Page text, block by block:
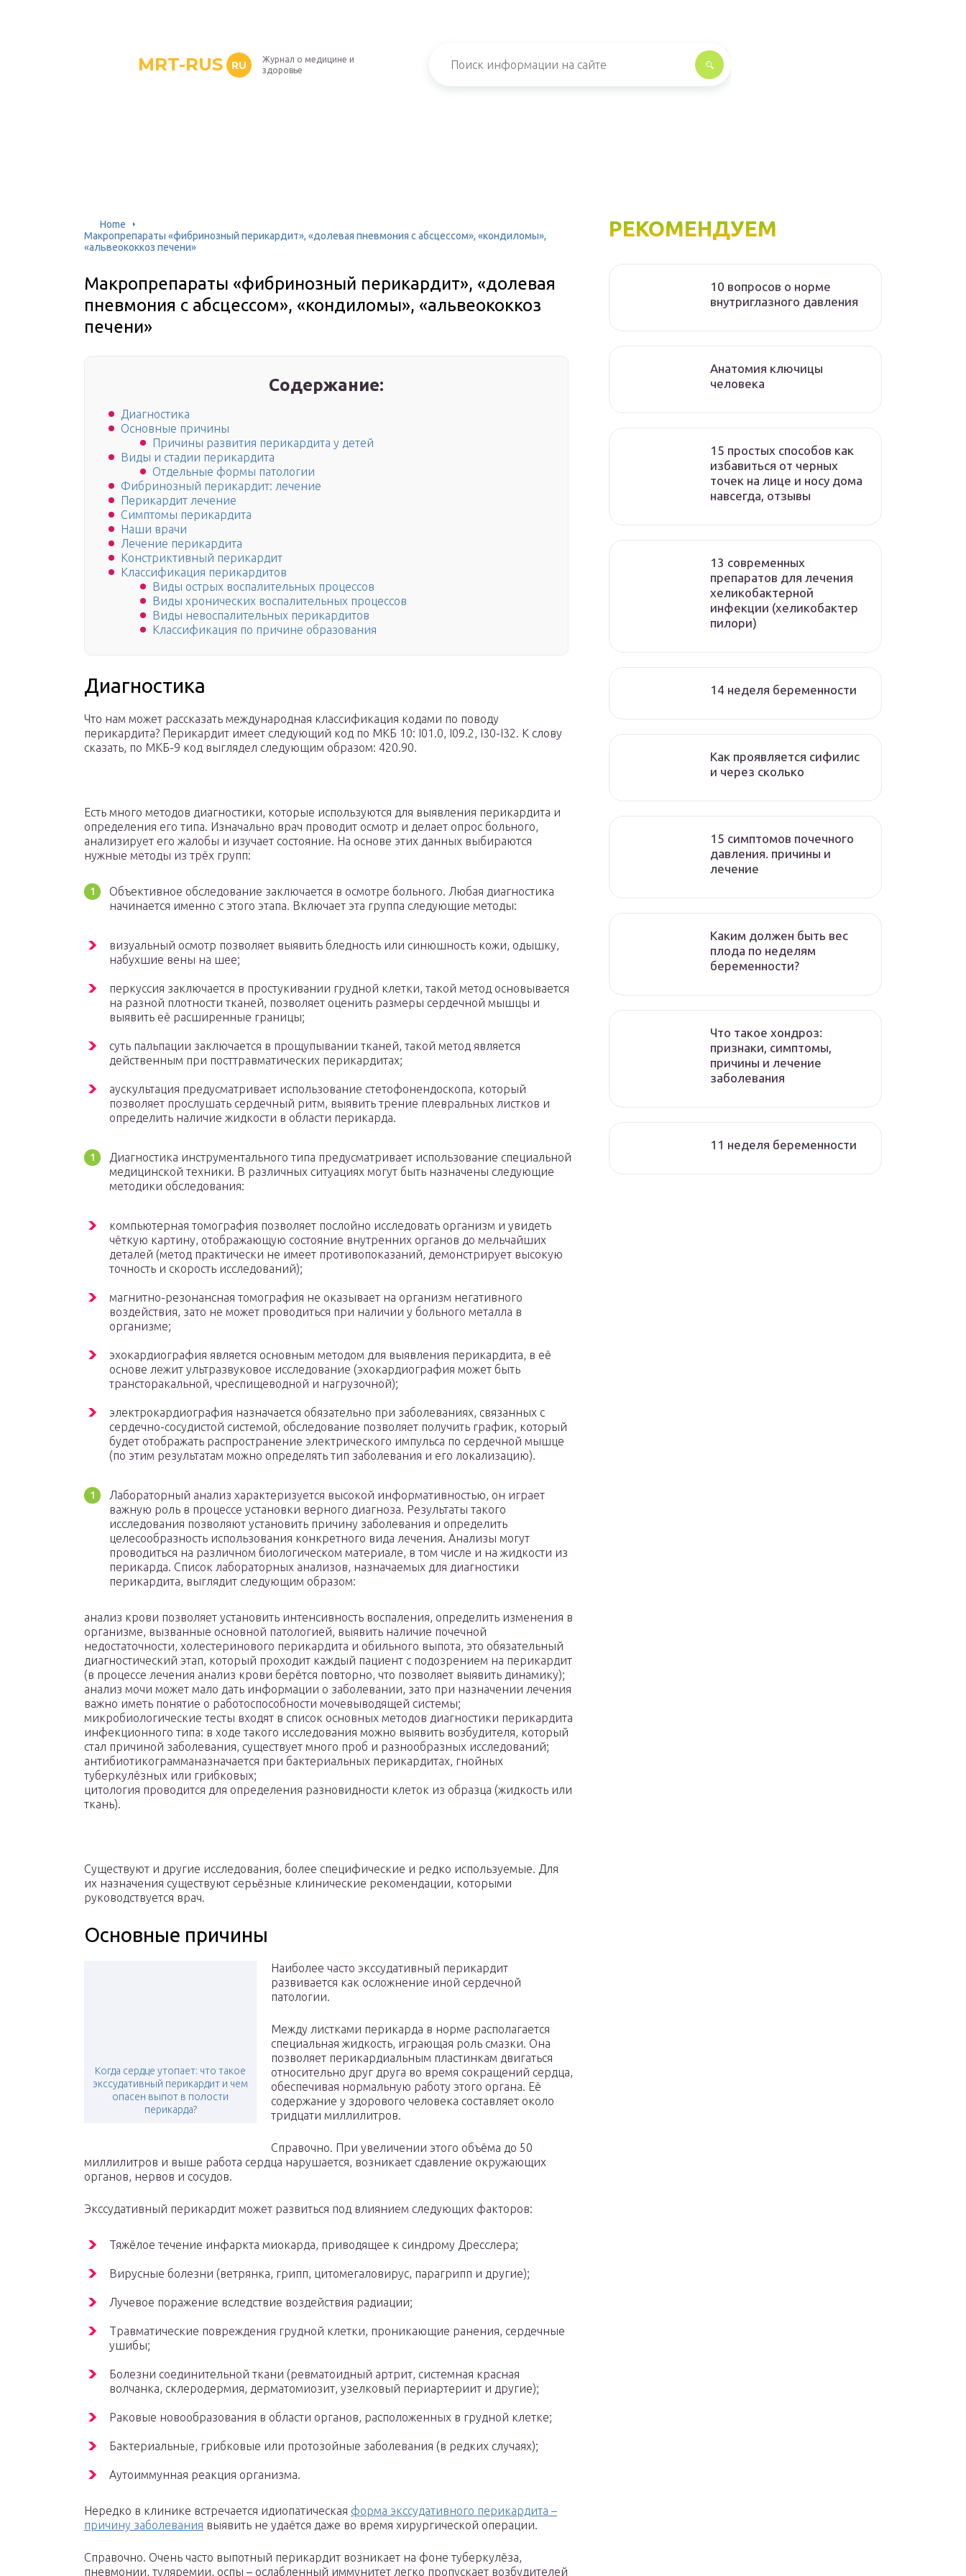
MRT-RUS RU
Журнал о медицине и
здоровье
Home
Макропрепараты «фибринозный перикардит», «долевая пневмония с абсцессом», «кондиломы»,
«альвеококкоз печени»
Макропрепараты «фибринозный перикардит», «долевая
пневмония с абсцессом», «кондиломы», «альвеококкоз
печени»
Содержание:
Диагностика
Основные причины
Причины развития перикардита у детей
Виды и стадии перикардита
Отдельные формы патологии
Фибринозный перикардит: лечение
Перикардит лечение
Симптомы перикардита
Наши врачи
Лечение перикардита
Констриктивный перикардит
Классификация перикардитов
Виды острых воспалительных процессов
Виды хронических воспалительных процессов
Виды невоспалительных перикардитов
Классификация по причине образования
Диагностика
Что нам может рассказать международная классификация кодами по поводу
перикардита? Перикардит имеет следующий код по МКБ 10: I01.0, I09.2, I30-I32. К слову
сказать, по МКБ-9 код выглядел следующим образом: 420.90.
Есть много методов диагностики, которые используются для выявления перикардита и
определения его типа. Изначально врач проводит осмотр и делает опрос больного,
анализирует его жалобы и изучает состояние. На основе этих данных выбираются
нужные методы из трёх групп:
Объективное обследование заключается в осмотре больного. Любая диагностика
начинается именно с этого этапа. Включает эта группа следующие методы:
визуальный осмотр позволяет выявить бледность или синюшность кожи, одышку,
набухшие вены на шее;
перкуссия заключается в простукивании грудной клетки, такой метод основывается
на разной плотности тканей, позволяет оценить размеры сердечной мышцы и
выявить её расширенные границы;
суть пальпации заключается в прощупывании тканей, такой метод является
действенным при посттравматических перикардитах;
аускультация предусматривает использование стетофонендоскопа, который
позволяет прослушать сердечный ритм, выявить трение плевральных листков и
определить наличие жидкости в области перикарда.
Диагностика инструментального типа предусматривает использование специальной
медицинской техники. В различных ситуациях могут быть назначены следующие
методики обследования:
компьютерная томография позволяет послойно исследовать организм и увидеть
чёткую картину, отображающую состояние внутренних органов до мельчайших
деталей (метод практически не имеет противопоказаний, демонстрирует высокую
точность и скорость исследований);
магнитно-резонансная томография не оказывает на организм негативного
воздействия, зато не может проводиться при наличии у больного металла в
организме;
эхокардиография является основным методом для выявления перикардита, в её
основе лежит ультразвуковое исследование (эхокардиография может быть
трансторакальной, чреспищеводной и нагрузочной);
электрокардиография назначается обязательно при заболеваниях, связанных с
сердечно-сосудистой системой, обследование позволяет получить график, который
будет отображать распространение электрического импульса по сердечной мышце
(по этим результатам можно определять тип заболевания и его локализацию).
Лабораторный анализ характеризуется высокой информативностью, он играет
важную роль в процессе установки верного диагноза. Результаты такого
исследования позволяют установить причину заболевания и определить
целесообразность использования конкретного вида лечения. Анализы могут
проводиться на различном биологическом материале, в том числе и на жидкости из
перикарда. Список лабораторных анализов, назначаемых для диагностики
перикардита, выглядит следующим образом:
анализ крови позволяет установить интенсивность воспаления, определить изменения в
организме, вызванные основной патологией, выявить наличие почечной
недостаточности, холестеринового перикардита и обильного выпота, это обязательный
диагностический этап, который проходит каждый пациент с подозрением на перикардит
(в процессе лечения анализ крови берётся повторно, что позволяет выявить динамику);
анализ мочи может мало дать информации о заболевании, зато при назначении лечения
важно иметь понятие о работоспособности мочевыводящей системы;
микробиологические тесты входят в список основных методов диагностики перикардита
инфекционного типа: в ходе такого исследования можно выявить возбудителя, который
стал причиной заболевания, существует много проб и разнообразных исследований;
антибиотикограмманазначается при бактериальных перикардитах, гнойных
туберкулёзных или грибковых;
цитология проводится для определения разновидности клеток из образца (жидкость или
ткань).
Существуют и другие исследования, более специфические и редко используемые. Для
их назначения существуют серьёзные клинические рекомендации, которыми
руководствуется врач.
Основные причины
Когда сердце утопает: что такое
экссудативный перикардит и чем
опасен выпот в полости
перикарда?
Наиболее часто экссудативный перикардит
развивается как осложнение иной сердечной
патологии.
Между листками перикарда в норме располагается
специальная жидкость, играющая роль смазки. Она
позволяет перикардиальным пластинкам двигаться
относительно друг друга во время сокращений сердца,
обеспечивая нормальную работу этого органа. Её
содержание у здорового человека составляет около
тридцати миллилитров.
Справочно. При увеличении этого объёма до 50
миллилитров и выше работа сердца нарушается, возникает сдавление окружающих
органов, нервов и сосудов.
Экссудативный перикардит может развиться под влиянием следующих факторов:
Тяжёлое течение инфаркта миокарда, приводящее к синдрому Дресслера;
Вирусные болезни (ветрянка, грипп, цитомегаловирус, парагрипп и другие);
Лучевое поражение вследствие воздействия радиации;
Травматические повреждения грудной клетки, проникающие ранения, сердечные
ушибы;
Болезни соединительной ткани (ревматоидный артрит, системная красная
волчанка, склеродермия, дерматомиозит, узелковый периартериит и другие);
Раковые новообразования в области органов, расположенных в грудной клетке;
Бактериальные, грибковые или протозойные заболевания (в редких случаях);
Аутоиммунная реакция организма.
Нередко в клинике встречается идиопатическая форма экссудативного перикардита –
причину заболевания выявить не удаётся даже во время хирургической операции.
Справочно. Очень часто выпотный перикардит возникает на фоне туберкулёза,
пневмонии, туляремии, оспы – ослабленный иммунитет легко пропускает возбудителей
РЕКОМЕНДУЕМ
10 вопросов о норме
внутриглазного давления
Анатомия ключицы
человека
15 простых способов как
избавиться от черных
точек на лице и носу дома
навсегда, отзывы
13 современных
препаратов для лечения
хеликобактерной
инфекции (хеликобактер
пилори)
14 неделя беременности
Как проявляется сифилис
и через сколько
15 симптомов почечного
давления. причины и
лечение
Каким должен быть вес
плода по неделям
беременности?
Что такое хондроз:
признаки, симптомы,
причины и лечение
заболевания
11 неделя беременности